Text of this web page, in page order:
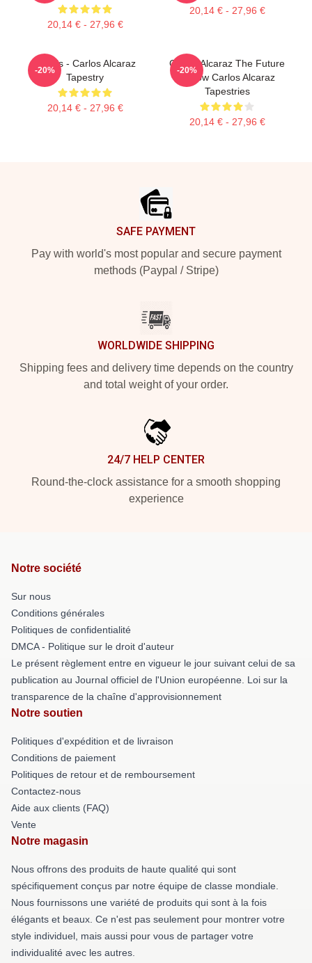
20,14 € - 27,96 €
20,14 € - 27,96 €
Tennis - Carlos Alcaraz
Tapestry
20,14 € - 27,96 €
-20%
Carlos Alcaraz The Future
Is Now Carlos Alcaraz
Tapestries
20,14 € - 27,96 €
-20%
SAFE PAYMENT
Pay with world's most popular and secure payment
methods (Paypal / Stripe)
WORLDWIDE SHIPPING
Shipping fees and delivery time depends on the country
and total weight of your order.
24/7 HELP CENTER
Round-the-clock assistance for a smooth shopping
experience
Notre société
Sur nous
Conditions générales
Politiques de confidentialité
DMCA - Politique sur le droit d'auteur
Le présent règlement entre en vigueur le jour suivant celui de sa
publication au Journal officiel de l'Union européenne. Loi sur la
transparence de la chaîne d'approvisionnement
Notre soutien
Politiques d'expédition et de livraison
Conditions de paiement
Politiques de retour et de remboursement
Contactez-nous
Aide aux clients (FAQ)
Vente
Notre magasin
Nous offrons des produits de haute qualité qui sont
spécifiquement conçus par notre équipe de classe mondiale.
Nous fournissons une variété de produits qui sont à la fois
élégants et beaux. Ce n'est pas seulement pour montrer votre
style individuel, mais aussi pour vous de partager votre
individualité avec les autres.